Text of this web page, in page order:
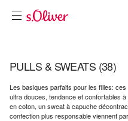
PULLS & SWEATS (38)
Les basiques parfaits pour les filles:
ultra douces, tendance et confortables
en coton, un sweat à capuche
confection plus responsable viennent